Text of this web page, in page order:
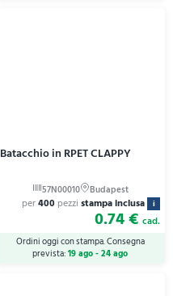
Batacchio in RPET CLAPPY
per400 pezzi stampa inclusa i
0.74 € cad.
Ordini oggi con stampa. Consegna
prevista:19 ago - 24 ago